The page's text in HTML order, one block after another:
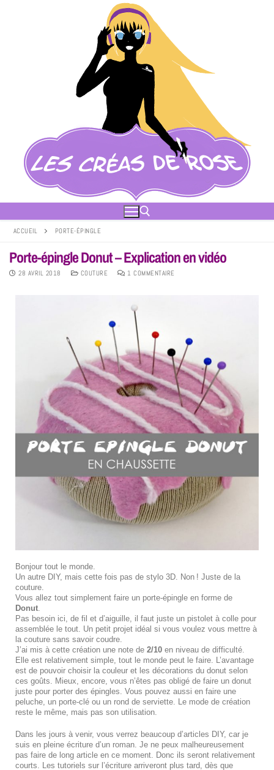
ACCUEIL PORTE-ÉPINGLE
Porte-épingle Donut – Explication en vidéo
28 AVRIL 2018 COUTURE 1 COMMENTAIRE
Bonjour tout le monde.
Un autre DIY, mais cette fois pas de stylo 3D. Non ! Juste de la
couture.
Vous allez tout simplement faire un porte-épingle en forme de
Donut.
Pas besoin ici, de fil et d’aiguille, il faut juste un pistolet à colle pour
assemblée le tout. Un petit projet idéal si vous voulez vous mettre à
la couture sans savoir coudre.
J’ai mis à cette création une note de 2/10 en niveau de difficulté.
Elle est relativement simple, tout le monde peut le faire. L’avantage
est de pouvoir choisir la couleur et les décorations du donut selon
ces goûts. Mieux, encore, vous n’êtes pas obligé de faire un donut
juste pour porter des épingles. Vous pouvez aussi en faire une
peluche, un porte-clé ou un rond de serviette. Le mode de création
reste le même, mais pas son utilisation.
Dans les jours à venir, vous verrez beaucoup d’articles DIY, car je
suis en pleine écriture d’un roman. Je ne peux malheureusement
pas faire de long article en ce moment. Donc ils seront relativement
courts. Les tutoriels sur l’écriture arriveront plus tard, dès que